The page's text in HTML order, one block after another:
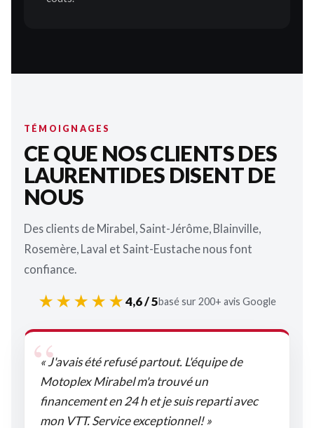
TÉMOIGNAGES
CE QUE NOS CLIENTS DES
LAURENTIDES DISENT DE
NOUS
Des clients de Mirabel, Saint-Jérôme, Blainville,
Rosemère, Laval et Saint-Eustache nous font
confiance.
★★★★★4,6 / 5basé sur 200+ avis Google
« J'avais été refusé partout. L'équipe de
Motoplex Mirabel m'a trouvé un
financement en 24 h et je suis reparti avec
mon VTT. Service exceptionnel! »